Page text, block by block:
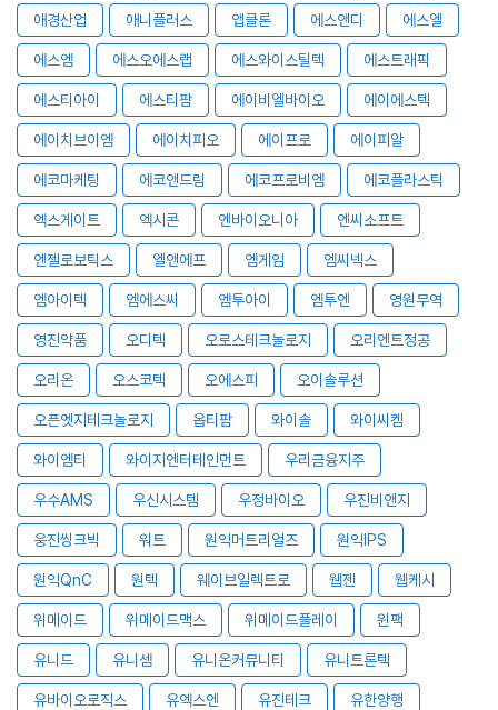
애경산업 애니플러스 앱클론 에스앤디 에스엘
에스엠 에스오에스랩 에스와이스틸텍 에스트래픽
에스티아이 에스티팜 에이비엘바이오 에이에스텍
에이치브이엠 에이치피오 에이프로 에이피알
에코마케팅 에코앤드림 에코프로비엠 에코플라스틱
엑스게이트 엑시콘 엔바이오니아 엔씨소프트
엔젤로보틱스 엘앤에프 엠게임 엠씨넥스
엠아이텍 엠에스씨 엠투아이 엠투엔 영원무역
영진약품 오디텍 오로스테크놀로지 오리엔트정공
오리온 오스코텍 오에스피 오이솔루션
오픈엣지테크놀로지 옵티팜 와이솔 와이씨켐
와이엠티 와이지엔터테인먼트 우리금융지주
우수AMS 우신시스템 우정바이오 우진비앤지
웅진씽크빅 워트 원익머트리얼즈 원익IPS
원익QnC 원텍 웨이브일렉트로 웹젠 웹케시
위메이드 위메이드맥스 위메이드플레이 윈팩
유니드 유니셈 유니온커뮤니티 유니트론텍
유바이오로직스 유엑스엔 유진테크 유한양행